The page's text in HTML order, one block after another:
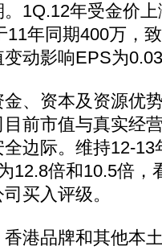
1Q.12年受金价
年同期400万，
动影响EPS为
资本及资源优
前市值与真实经
边际。维持12-13
12.8倍和10.5倍，
买入评级。
品牌和其他本